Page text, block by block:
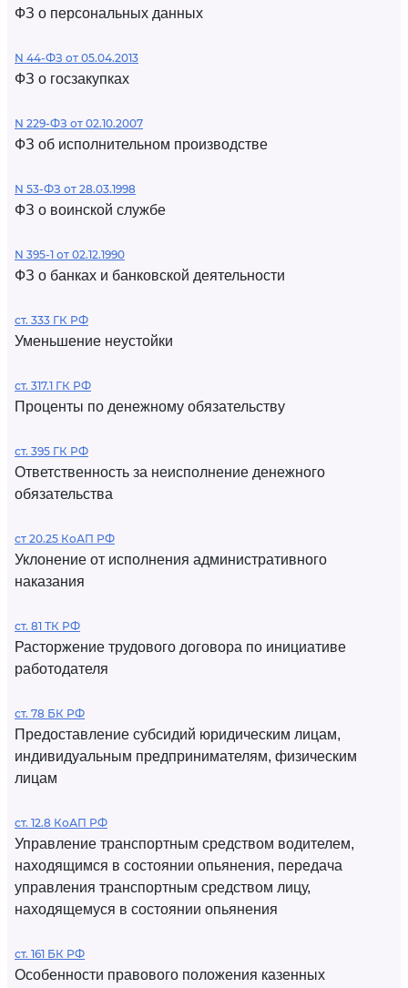
ФЗ о персональных данных
N 44-ФЗ от 05.04.2013
ФЗ о госзакупках
N 229-ФЗ от 02.10.2007
ФЗ об исполнительном производстве
N 53-ФЗ от 28.03.1998
ФЗ о воинской службе
N 395-1 от 02.12.1990
ФЗ о банках и банковской деятельности
ст. 333 ГК РФ
Уменьшение неустойки
ст. 317.1 ГК РФ
Проценты по денежному обязательству
ст. 395 ГК РФ
Ответственность за неисполнение денежного
обязательства
ст 20.25 КоАП РФ
Уклонение от исполнения административного
наказания
ст. 81 ТК РФ
Расторжение трудового договора по инициативе
работодателя
ст. 78 БК РФ
Предоставление субсидий юридическим лицам,
индивидуальным предпринимателям, физическим
лицам
ст. 12.8 КоАП РФ
Управление транспортным средством водителем,
находящимся в состоянии опьянения, передача
управления транспортным средством лицу,
находящемуся в состоянии опьянения
ст. 161 БК РФ
Особенности правового положения казенных